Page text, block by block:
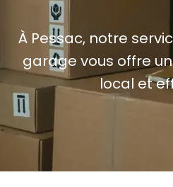
À Pessac, notre
garage vous offre
local et